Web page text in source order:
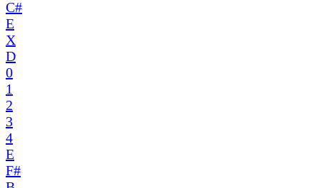
C#
E
X
D
0
1
2
3
4
E
F#